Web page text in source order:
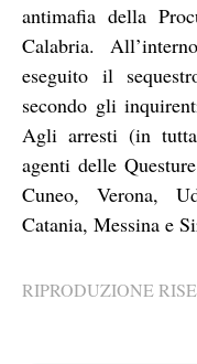
antimafia della
Calabria.
eseguito il
secondo gli
Agli arresti (in
agenti delle
Cuneo, Verona,
Catania, Messina e
RIPRODUZIONE